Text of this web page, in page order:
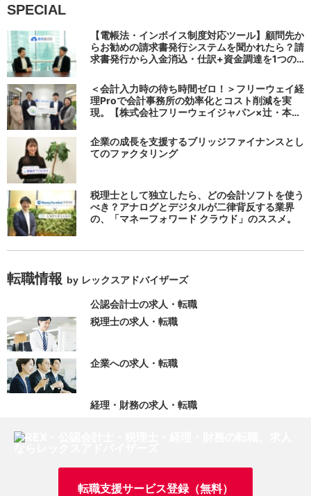
SPECIAL
【電帳法・インボイス制度対応ツール】顧問先か
らお勧めの請求書発行システムを聞かれたら？請
求書発行から入金消込・仕訳+資金調達を1つの
＜会計入力時の待ち時間ゼロ！＞フリーウェイ経
理Proで会計事務所の効率化とコスト削減を実
現。【株式会社フリーウェイジャパン×辻・本郷
企業の成長を支援するブリッジファイナンスとし
てのファクタリング
税理士として独立したら、どの会計ソフトを使う
べき？アナログとデジタルが二律背反する業界
の、「マネーフォワード クラウド」のススメ。
転職情報 by レックスアドバイザーズ
公認会計士の求人・転職
税理士の求人・転職
企業への求人・転職
経理・財務の求人・転職
転職支援サービス登録（無料）